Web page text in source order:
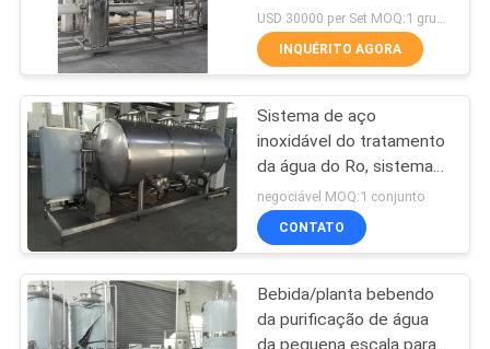
NOTÍCIA
PEÇA
UMAS
CITAÇÕES
MAPA
DO
SITE
Máquina de
enchimento de água
de 5 galões
92
Combiblock
74
RO 2000kg de aço
inoxidável
USD 30000 per Set MOQ:1 grupo
INQUÉRITO AGORA
Sistema de aço
inoxidável do tratamento
da água do Ro, sistema
da filtragem da água da
osmose reversa
negociável MOQ:1 conjunto
CONTATO
Bebida/planta bebendo
da purificação de água
da pequena escala para